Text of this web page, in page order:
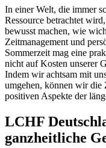
In einer Welt, die immer
Ressource betrachtet
bewusst machen, wie
Zeitmanagement und
Sommerzeit mag eine
nicht auf Kosten unserer
Indem wir achtsam mit
umgehen, können wir die
positiven Aspekte der
LCHF
ganzheitliche